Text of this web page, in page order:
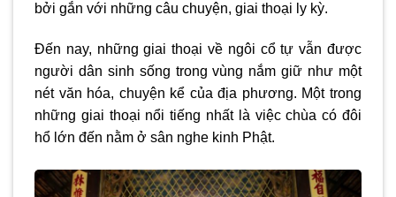
bởi gắn với những câu chuyện, giai thoại ly kỳ.
Đến nay, những giai thoại về ngôi cổ tự vẫn được
người dân sinh sống trong vùng nắm giữ như một
nét văn hóa, chuyện kể của địa phương. Một trong
những giai thoại nổi tiếng nhất là việc chùa có đôi
hổ lớn đến nằm ở sân nghe kinh Phật.